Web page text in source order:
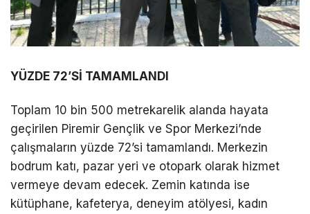
YÜZDE 72’Sİ TAMAMLANDI
Toplam 10 bin 500 metrekarelik alanda hayata
geçirilen Piremir Gençlik ve Spor Merkezi’nde
çalışmaların yüzde 72’si tamamlandı. Merkezin
bodrum katı, pazar yeri ve otopark olarak hizmet
vermeye devam edecek. Zemin katında ise
kütüphane, kafeterya, deneyim atölyesi, kadın